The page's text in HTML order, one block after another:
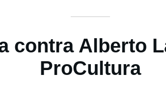
contra Alberto
ProCultura